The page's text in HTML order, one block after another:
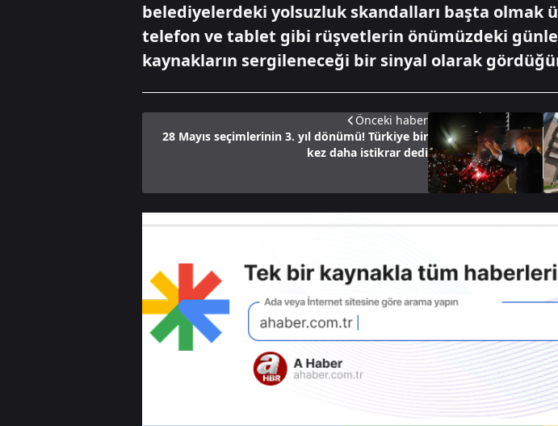
belediyelerdeki yolsuzluk skandalları başta
telefon ve tablet gibi rüşvetlerin önümüzdeki
kaynakların sergileneceği bir sinyal olarak
Önceki haber
28 Mayıs seçimlerinin 3. yıl dönümü! Türkiye bir
kez daha istikrar dedi